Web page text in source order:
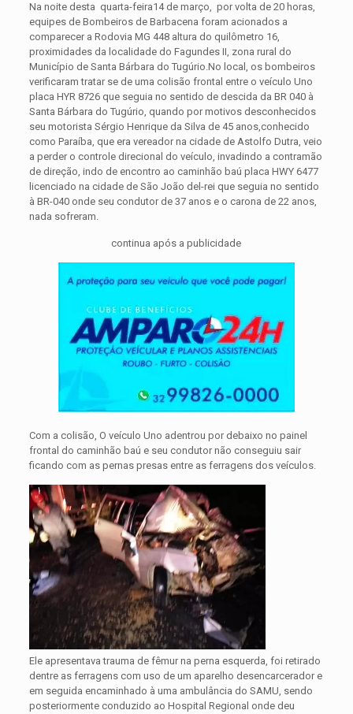
Na noite desta quarta-feira14 de março, por volta de 20 horas,
equipes de Bombeiros de Barbacena foram acionados a
comparecer a Rodovia MG 448 altura do quilômetro 16,
proximidades da localidade do Fagundes II, zona rural do
Município de Santa Bárbara do Tugúrio.No local, os bombeiros
verificaram tratar se de uma colisão frontal entre o veículo Uno
placa HYR 8726 que seguia no sentido de descida da BR 040 à
Santa Bárbara do Tugúrio, quando por motivos desconhecidos
seu motorista Sérgio Henrique da Silva de 45 anos,conhecido
como Paraíba, que era vereador na cidade de Astolfo Dutra, veio
a perder o controle direcional do veículo, invadindo a contramão
de direção, indo de encontro ao caminhão baú placa HWY 6477
licenciado na cidade de São João del-rei que seguia no sentido
à BR-040 onde seu condutor de 37 anos e o carona de 22 anos,
nada sofreram.
continua após a publicidade
Com a colisão, O veículo Uno adentrou por debaixo no painel
frontal do caminhão baú e seu condutor não conseguiu sair
ficando com as pernas presas entre as ferragens dos veículos.
Ele apresentava trauma de fêmur na perna esquerda, foi retirado
dentre as ferragens com uso de um aparelho desencarcerador e
em seguida encaminhado à uma ambulância do SAMU, sendo
posteriormente conduzido ao Hospital Regional onde deu